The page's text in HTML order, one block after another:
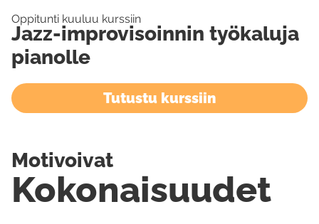
Oppitunti kuuluu kurssiin
Jazz-improvisoinnin työkaluja
pianolle
Tutustu kurssiin
Kokonaisuudet
Motivoivat